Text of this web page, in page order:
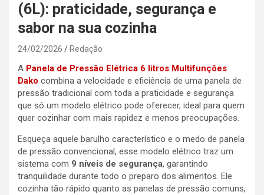
(6L): praticidade, segurança e
sabor na sua cozinha
24/02/2026 Redação
A Panela de Pressão Elétrica 6 litros Multifunções
Dako combina a velocidade e eficiência de uma panela de
pressão tradicional com toda a praticidade e segurança
que só um modelo elétrico pode oferecer, ideal para quem
quer cozinhar com mais rapidez e menos preocupações.
Esqueça aquele barulho característico e o medo de panela
de pressão convencional, esse modelo elétrico traz um
sistema com 9 níveis de segurança, garantindo
tranquilidade durante todo o preparo dos alimentos. Ele
cozinha tão rápido quanto as panelas de pressão comuns,